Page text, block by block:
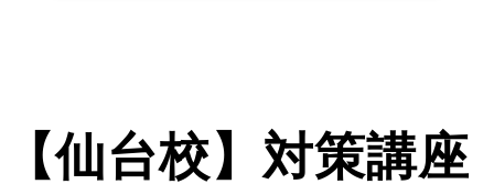
【仙台校】対策講座